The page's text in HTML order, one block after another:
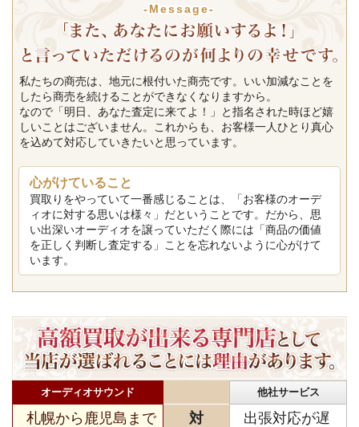
-Message-
私たちの商売は、地元に根付いた商売です。いい加減なことを
したら商売を続けることができなくなりますから。
なので「明日、あなた査定に来てよ！」と指名された時ほど嬉
しいことはございません。これからも、お客様一人ひとり真心
を込めて対応していきたいと思っています。
心がけていること
買取りをやっていて一番感じることは、「お客様のオーデ
ィオに対する思いは様々」だということです。だから、思
い出深いオーディオを譲っていただく際には「商品の価値
を正しく判断し査定する」ことを忘れないように心がけて
います。
オーディオサウンド 他社サービス
札幌から鹿児島まで
対
出張対応が遅